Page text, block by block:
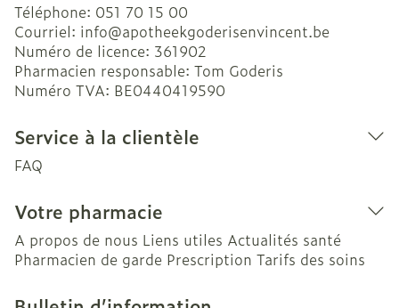
Téléphone: 051 70 15 00
Courriel: info@apotheekgoderisenvincent.be
Numéro de licence: 361902
Pharmacien responsable: Tom Goderis
Numéro TVA: BE0440419590
Service à la clientèle
FAQ
Votre pharmacie
A propos de nous Liens utiles Actualités santé
Pharmacien de garde Prescription Tarifs des soins